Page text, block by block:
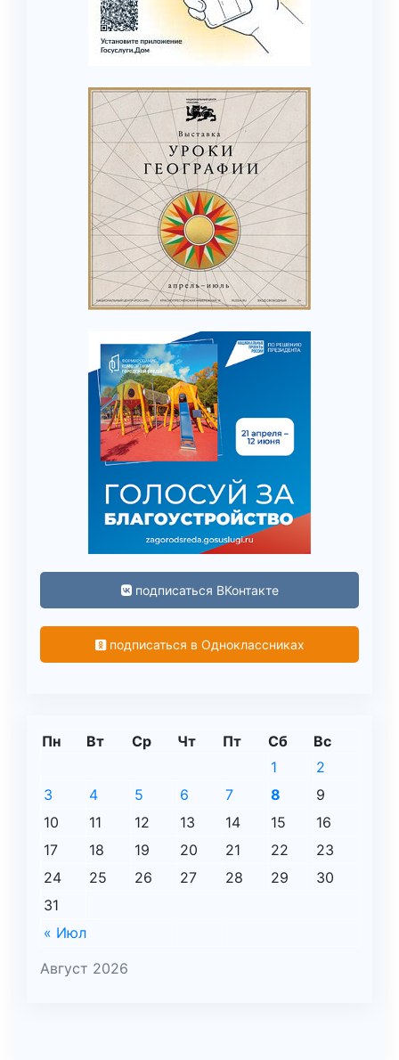
подписаться ВКонтакте
подписаться в Одноклассниках
Август 2026
Пн Вт Ср Чт Пт Сб Вс
« Июл
1
2
3
4 5 6 7 8
9
10
11 12 13 14 15
16
17
18 19 20 21 22
23
24
25 26 27 28 29
30
31